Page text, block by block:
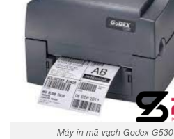
Máy in mã vạch Godex G530